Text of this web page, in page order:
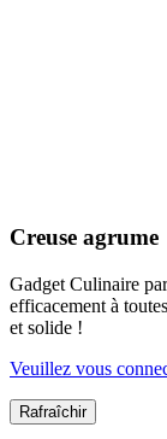
Creuse agrume
Gadget Culinaire
efficacement à
et solide !
Veuillez vous